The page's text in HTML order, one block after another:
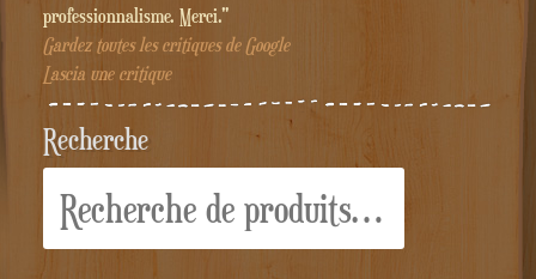
professionnalisme. Merci."
Gardez toutes les critiques de Google
Lascia une critique
Recherche
pour :